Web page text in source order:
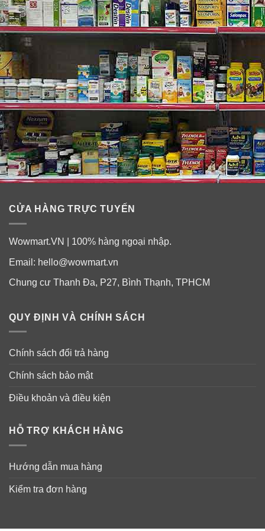
Oxide, Polyquatemium-10, Algae Extract, Chamomile
Extract, Methyldibromo Glutaronitrile & Phenoxyethanol,
Yellow5, Yellow 6.
Hướng dẫn sử dụng tinh chất đậm đặc
Thoa nhẹ nhàng Costar Collagen Essence lên mặt và
CỬA HÀNG TRỰC TUYẾN
Wowmart.VN | 100% hàng ngoại nhập.
Email: hello@wowmart.vn
Chung cư Thanh Đa, P27, Bình Thạnh, TPHCM
QUY ĐỊNH VÀ CHÍNH SÁCH
Chính sách đổi trả hàng
Chính sách bảo mật
Điều khoản và điều kiện
HỖ TRỢ KHÁCH HÀNG
Hướng dẫn mua hàng
Kiểm tra đơn hàng